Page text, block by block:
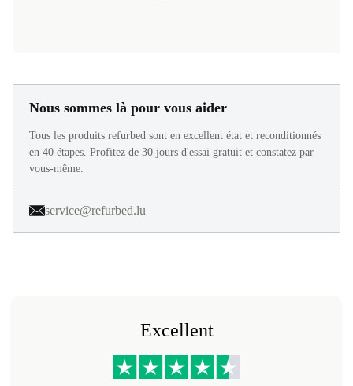
Nous sommes là pour vous aider
Tous les produits refurbed sont en excellent état et reconditionnés
en 40 étapes. Profitez de 30 jours d'essai gratuit et constatez par
vous-même.
service@refurbed.lu
Excellent